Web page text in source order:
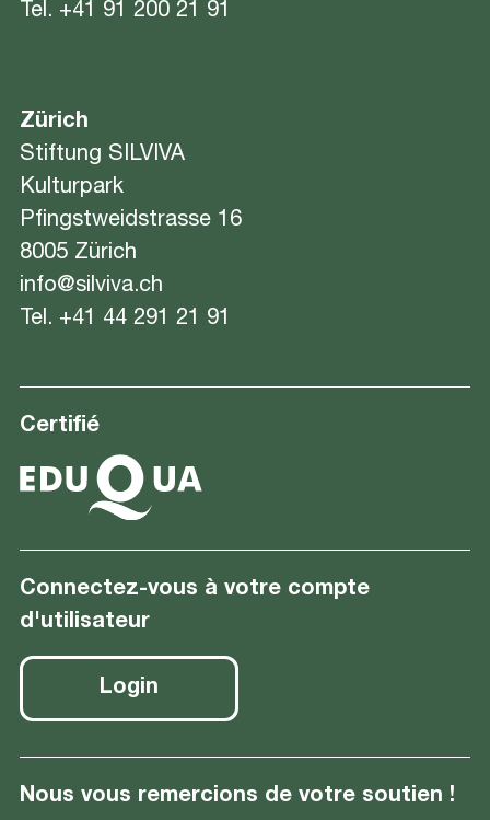
Tel. +41 91 200 21 91
Zürich
Stiftung SILVIVA
Kulturpark
Pfingstweidstrasse 16
8005 Zürich
info@silviva.ch
Tel. +41 44 291 21 91
Certifié
Connectez-vous à votre compte
d'utilisateur
Login
Nous vous remercions de votre soutien !